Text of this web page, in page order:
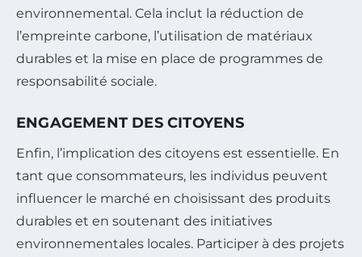
environnemental. Cela inclut la réduction de
l’empreinte carbone, l’utilisation de matériaux
durables et la mise en place de programmes de
responsabilité sociale.
ENGAGEMENT DES CITOYENS
Enfin, l’implication des citoyens est essentielle. En
tant que consommateurs, les individus peuvent
influencer le marché en choisissant des produits
durables et en soutenant des initiatives
environnementales locales. Participer à des projets